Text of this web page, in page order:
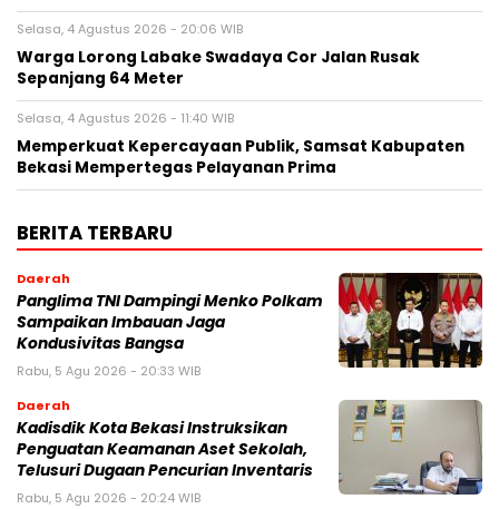
Selasa, 4 Agustus 2026 - 20:06 WIB
Warga Lorong Labake Swadaya Cor Jalan Rusak
Sepanjang 64 Meter
Selasa, 4 Agustus 2026 - 11:40 WIB
Memperkuat Kepercayaan Publik, Samsat Kabupaten
Bekasi Mempertegas Pelayanan Prima
BERITA TERBARU
Daerah
Panglima TNI Dampingi Menko Polkam
Sampaikan Imbauan Jaga
Kondusivitas Bangsa
Rabu, 5 Agu 2026 - 20:33 WIB
Daerah
Kadisdik Kota Bekasi Instruksikan
Penguatan Keamanan Aset Sekolah,
Telusuri Dugaan Pencurian Inventaris
Rabu, 5 Agu 2026 - 20:24 WIB